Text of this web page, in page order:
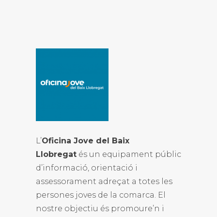
L’Oficina Jove del Baix
Llobregat és un equipament públic
d’informació, orientació i
assessorament adreçat a totes les
persones joves de la comarca. El
nostre objectiu és promoure’n i